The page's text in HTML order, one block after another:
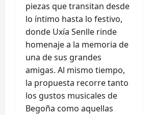
piezas que transitan desde
lo íntimo hasta lo festivo,
donde Uxía Senlle rinde
homenaje a la memoria de
una de sus grandes
amigas. Al mismo tiempo,
la propuesta recorre tanto
los gustos musicales de
Begoña como aquellas